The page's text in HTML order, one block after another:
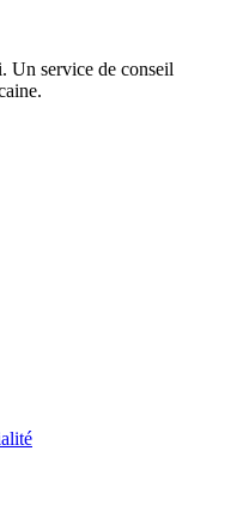
Un service de conseil